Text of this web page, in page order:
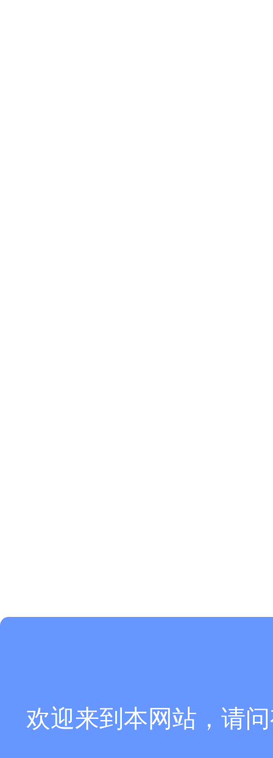
欢迎来到本网站，请